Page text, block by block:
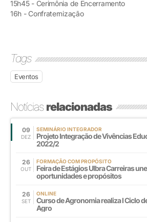
15h45 - Cerimônia de Encerramento
16h - Confraternização
Tags
Eventos
Notíciasrelacionadas
09
DEZ
SEMINÁRIO INTEGRADOR
Projeto Integração de Vivências
2022/2
26
OUT
FORMAÇÃO COM PROPÓSITO
Feira de Estágios Ulbra Carreiras
oportunidades e propósitos
26
SET
ONLINE
Curso de Agronomia realiza I Ciclo
Agro